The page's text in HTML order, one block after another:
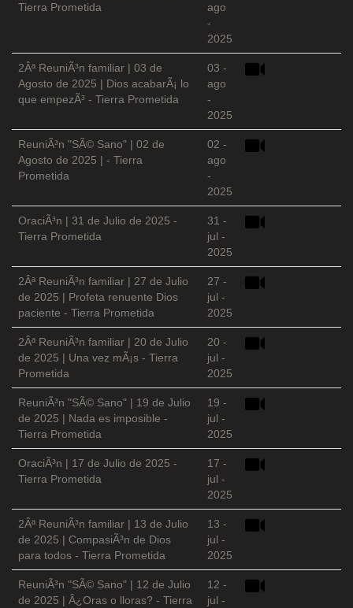
Tierra Prometida
ago
-
2025
2Âª ReuniÃ³n familiar | 03 de
Agosto de 2025 | Dios acabarÃ¡ lo
que empezÃ³ - Tierra Prometida
03 -
ago
-
2025
ReuniÃ³n "SÃ© Sano" | 02 de
Agosto de 2025 | - Tierra
Prometida
02 -
ago
-
2025
OraciÃ³n | 31 de Julio de 2025 -
Tierra Prometida
31 -
jul -
2025
2Âª ReuniÃ³n familiar | 27 de Julio
de 2025 | Profeta renuente Dios
paciente - Tierra Prometida
27 -
jul -
2025
2Âª ReuniÃ³n familiar | 20 de Julio
de 2025 | Una vez mÃ¡s - Tierra
Prometida
20 -
jul -
2025
ReuniÃ³n "SÃ© Sano" | 19 de Julio
de 2025 | Nada es imposible -
Tierra Prometida
19 -
jul -
2025
OraciÃ³n | 17 de Julio de 2025 -
Tierra Prometida
17 -
jul -
2025
2Âª ReuniÃ³n familiar | 13 de Julio
de 2025 | CompasiÃ³n de Dios
para todos - Tierra Prometida
13 -
jul -
2025
ReuniÃ³n "SÃ© Sano" | 12 de Julio
de 2025 | Â¿Oras o lloras? - Tierra
12 -
jul -